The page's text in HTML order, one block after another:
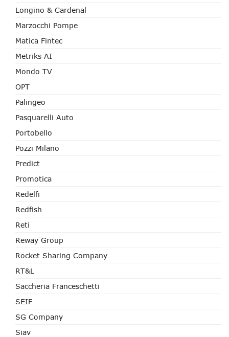
Longino & Cardenal
Marzocchi Pompe
Matica Fintec
Metriks AI
Mondo TV
OPT
Palingeo
Pasquarelli Auto
Portobello
Pozzi Milano
Predict
Promotica
Redelfi
Redfish
Reti
Reway Group
Rocket Sharing Company
RT&L
Saccheria Franceschetti
SEIF
SG Company
Siav